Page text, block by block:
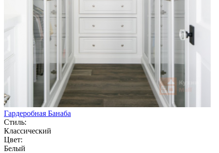
Гардеробная Банаба
Стиль:
Классический
Цвет:
Белый